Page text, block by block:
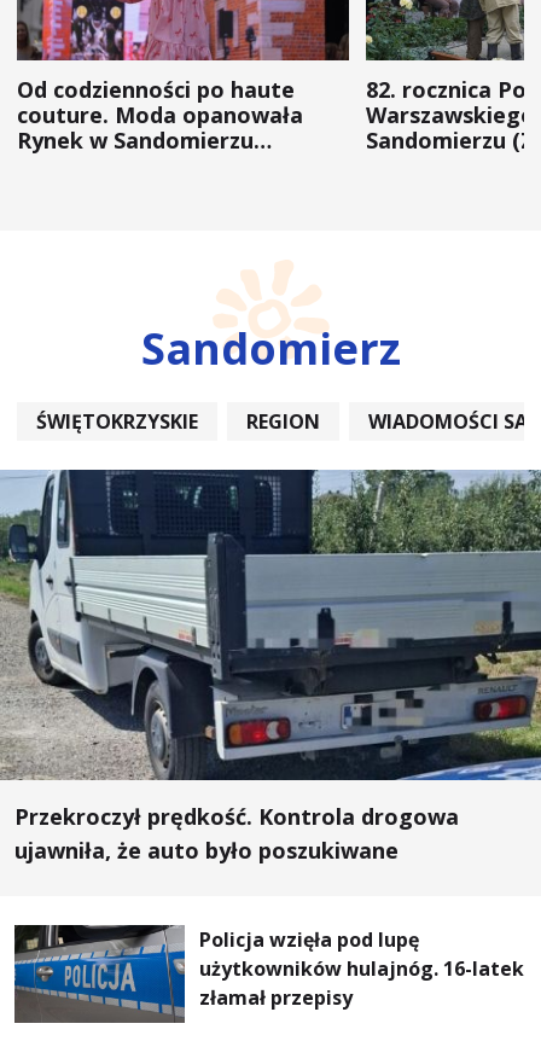
Od codzienności po haute
couture. Moda opanowała
Rynek w Sandomierzu
82. rocznica
Warszawskiego
Sandomierzu
Sandomierz
ŚWIĘTOKRZYSKIE REGION WIADOMOŚCI
Przekroczył prędkość. Kontrola drogowa
ujawniła, że auto było poszukiwane
Policja wzięła pod lupę
użytkowników hulajnóg. 16-latek
złamał przepisy